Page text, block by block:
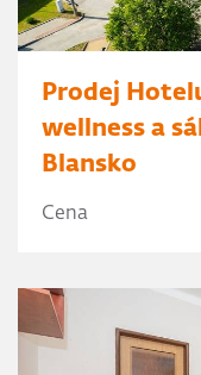
Prodej
wellness a
Blansko
Cena